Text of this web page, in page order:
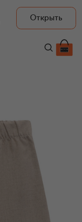
Открыть